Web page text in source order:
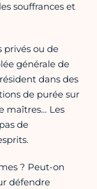
souffrances et
privés ou de
générale de
dans des
de purée sur
maîtres… Les
de
? Peut-on
défendre